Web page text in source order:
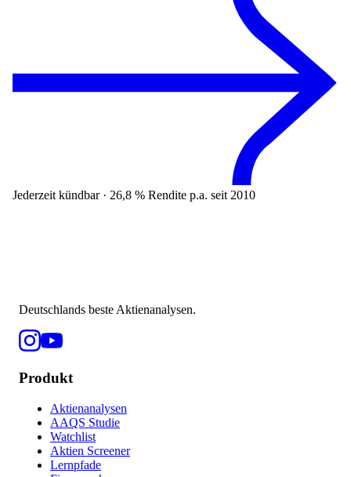
Jederzeit kündbar · 26,8 % Rendite p.a. seit 2010
Deutschlands beste Aktienanalysen.
Produkt
Aktienanalysen
AAQS Studie
Watchlist
Aktien Screener
Lernpfade